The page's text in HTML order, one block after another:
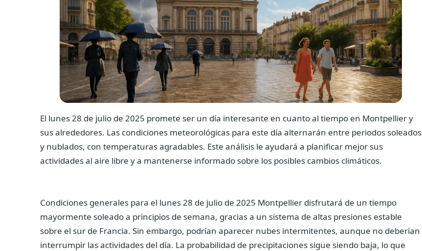
El lunes 28 de julio de 2025 promete ser un día interesante en cuanto al tiempo en Montpellier y
sus alrededores. Las condiciones meteorológicas para este día alternarán entre periodos soleados
y nublados, con temperaturas agradables. Este análisis le ayudará a planificar mejor sus
actividades al aire libre y a mantenerse informado sobre los posibles cambios climáticos.
Condiciones generales para el lunes 28 de julio de 2025 Montpellier disfrutará de un tiempo
mayormente soleado a principios de semana, gracias a un sistema de altas presiones estable
sobre el sur de Francia. Sin embargo, podrían aparecer nubes intermitentes, aunque no deberían
interrumpir las actividades del día. La probabilidad de precipitaciones sigue siendo baja, lo que